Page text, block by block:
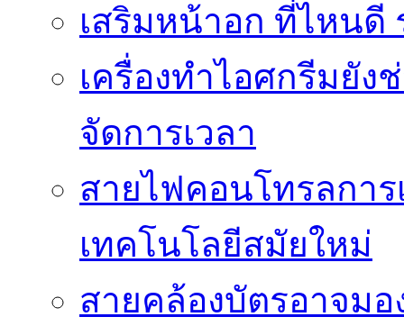
เสริมหน้าอก ที่ไหนดี
เครื่องทำไอศกรีมยัง
จัดการเวลา
สายไฟคอนโทรลกา
เทคโนโลยีสมัยใหม่
สายคล้องบัตรอาจมอ